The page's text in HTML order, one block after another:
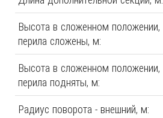
Высота в сложенном положении,
перила сложены, м:
Высота в сложенном положении,
перила подняты, м:
Радиус поворота - внешний, м: